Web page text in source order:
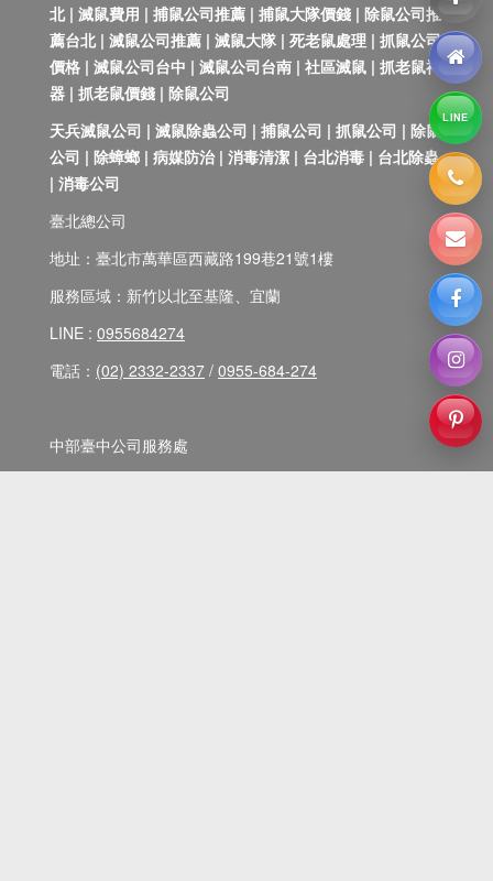
北 | 滅鼠費用 | 捕鼠公司推薦 | 捕鼠大隊價錢 | 除鼠公司推
薦台北 | 滅鼠公司推薦 | 滅鼠大隊 | 死老鼠處理 | 抓鼠公司
價格 | 滅鼠公司台中 | 滅鼠公司台南 | 社區滅鼠 | 抓老鼠神
器 | 抓老鼠價錢 | 除鼠公司
天兵滅鼠公司 | 滅鼠除蟲公司 | 捕鼠公司 | 抓鼠公司 | 除鼠
公司 | 除蟑螂 | 病媒防治 | 消毒清潔 | 台北消毒 | 台北除蟲
| 消毒公司
臺北總公司
地址：臺北市萬華區西藏路199巷21號1樓
服務區域：新竹以北至基隆、宜蘭
LINE : 0955684274
電話： (02) 2332-2337 / 0955-684-274
中部臺中公司服務處
LINE